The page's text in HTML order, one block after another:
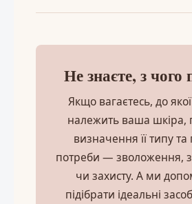
Не знаєте, з чого
Якщо вагаєтесь, до якої
належить ваша шкіра,
визначення її типу та
потреби — зволоження,
чи захисту. А ми
підібрати ідеальні